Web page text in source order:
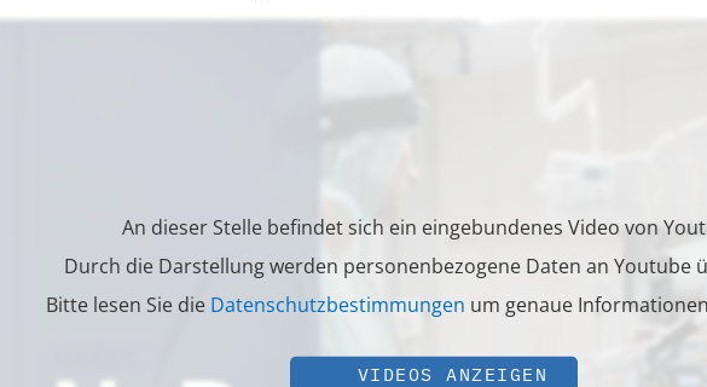
An dieser Stelle befindet sich ein eingebundenes Video von
Durch die Darstellung werden personenbezogene Daten an Youtube
Bitte lesen Sie die Datenschutzbestimmungen um genaue
VIDEOS ANZEIGEN